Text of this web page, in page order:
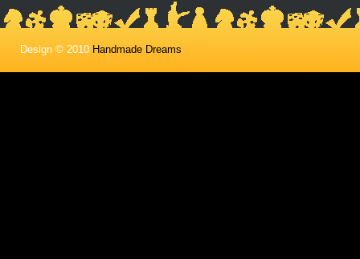
Design © 2010 Handmade Dreams